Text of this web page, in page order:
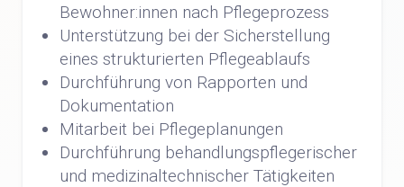
Bewohner:innen nach Pflegeprozess
Unterstützung bei der Sicherstellung
eines strukturierten Pflegeablaufs
Durchführung von Rapporten und
Dokumentation
Mitarbeit bei Pflegeplanungen
Durchführung behandlungspflegerischer
und medizinaltechnischer Tätigkeiten